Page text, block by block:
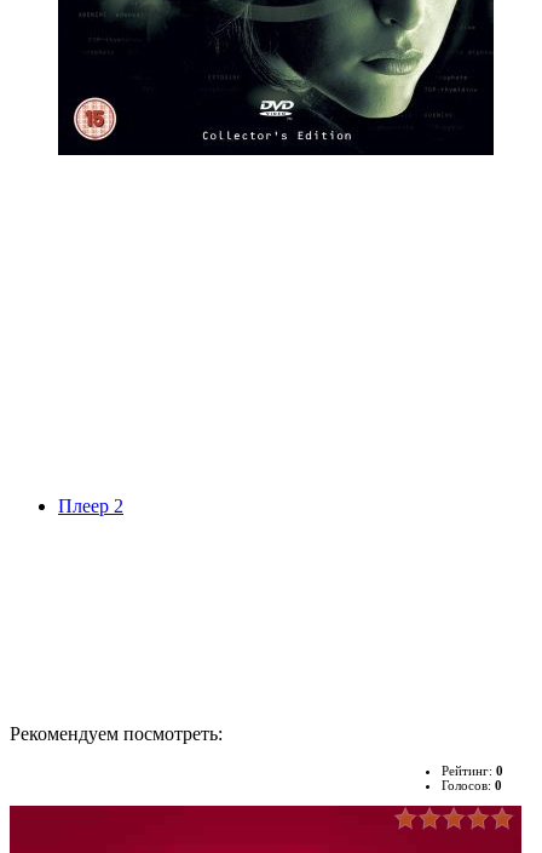
Плеер 2
Рекомендуем посмотреть:
Рейтинг: 0
Голосов: 0